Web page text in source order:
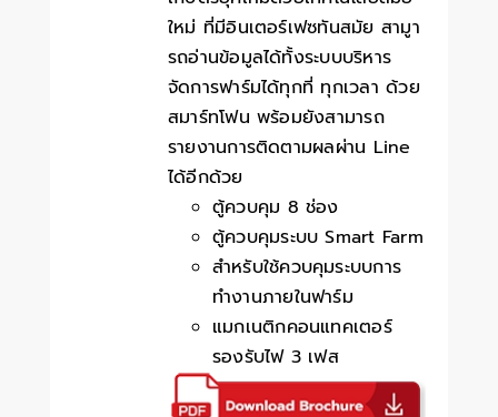
ใหม่ ที่มีอินเตอร์เฟซทันสมัย สามูา
รถอ่านข้อมูลได้ทั้งระบบบริหาร
จัดการฟาร์มได้ทุกที่ ทุกเวลา ด้วย
สมาร์ทโฟน พร้อมยังสามารถ
รายงานการติดตามผลผ่าน Line
ได้อีกด้วย
ตู้ควบคุม 8 ช่อง
ตู้ควบคุมระบบ Smart Farm
สำหรับใช้ควบคุมระบบการ
ทำงานภายในฟาร์ม
แมกเนติกคอนแทคเตอร์
รองรับไฟ 3 เฟส